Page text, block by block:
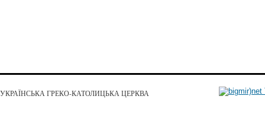
УКРАЇНСЬКА ГРЕКО-КАТОЛИЦЬКА ЦЕРКВА